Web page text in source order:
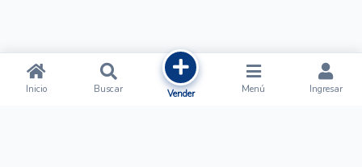
Inicio Buscar Vender Menú Ingresar